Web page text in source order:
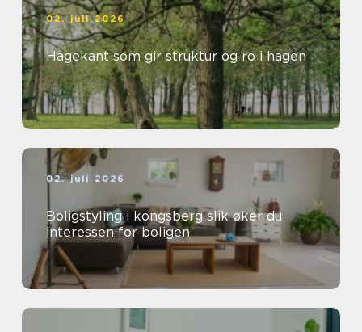
02. juli 2026
Hagekant som gir struktur og ro i hagen
02. juli 2026
Boligstyling i kongsberg slik øker du
interessen for boligen